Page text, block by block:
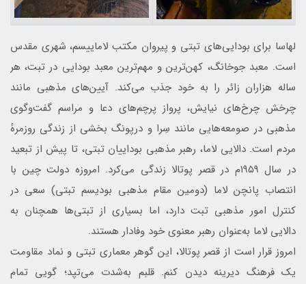
لهاسا برای بودایی‌های تبتی و پیروان مکتب لاماییسم، شهری مقدس
است. معبد جوخانگ، کهن‌ترین و مهم‌ترین معبد بودایی در تبت، هر
ساله هزاران زائر را به خود جذب می‌کند. آیین‌های مذهبی مانند
چرخش چرخ‌های نیایش، پرواز پرچم‌های دعا و مراسم گفت‌وگوی
مذهبی در صومعه‌هایی مانند سِرا و درپونگ بخشی از زندگی روزمرهٔ
مردم است. دالایی لاما، رهبر مذهبی بوداییان تبتی، تا پیش از تبعید
در سال ۱۹۵۹م در قصر پوتالا زندگی می‌کرد. امروزه دولت چین با
انتصاب پانچن لاما (دومین مقام مذهبی بودیسم تبتی) سعی در
کنترل امور مذهبی تبت دارد، اما بسیاری از تبتی‌ها همچنان به
دالایی لاما به‌عنوان رهبر معنوی خود وفادار هستند.
امروز قرار است از قصر پوتالا، این گوهر معماری تبتی و نماد مقاومت
یک فرهنگ دیرینه دیدن کنم. قلبم به‌شدت می‌تپد؛ گویی تمام